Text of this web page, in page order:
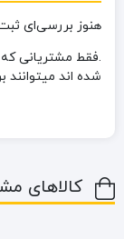
هنوز بررسی‌ای
.فقط مشتریانی
شده اند میتوانند
کالاهای